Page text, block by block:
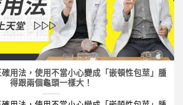
用法，使用不當小心變成「嵌頓性包莖」腫
得跟兩個龜頭一樣大！